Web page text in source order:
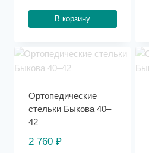
В корзину
Ортопедические
стельки Быкова 40–
42
2 760 ₽